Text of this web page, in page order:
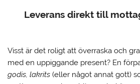
Leverans direkt till
Visst är det roligt att överraska och
med en uppiggande present? En
godis, lakrits (eller något annat gott)